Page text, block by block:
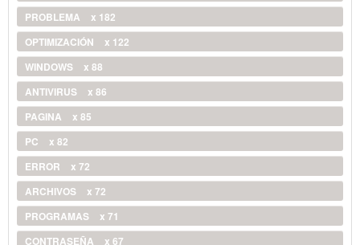
PROBLEMA
x 182
OPTIMIZACIÓN
x 122
WINDOWS
x 88
ANTIVIRUS
x 86
PAGINA
x 85
PC
x 82
ERROR
x 72
ARCHIVOS
x 72
PROGRAMAS
x 71
CONTRASEÑA
x 67